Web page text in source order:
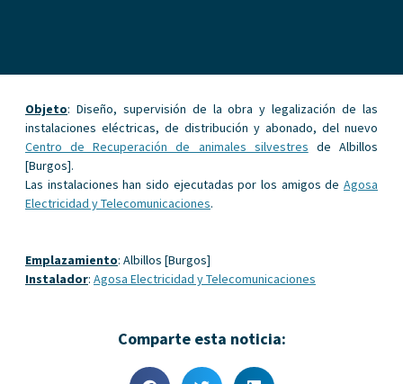
Objeto: Diseño, supervisión de la obra y legalización de las
instalaciones eléctricas, de distribución y abonado, del nuevo
Centro de Recuperación de animales silvestres de Albillos
[Burgos].
Las instalaciones han sido ejecutadas por los amigos de Agosa
Electricidad y Telecomunicaciones.
Emplazamiento: Albillos [Burgos]
Instalador: Agosa Electricidad y Telecomunicaciones
Comparte esta noticia: